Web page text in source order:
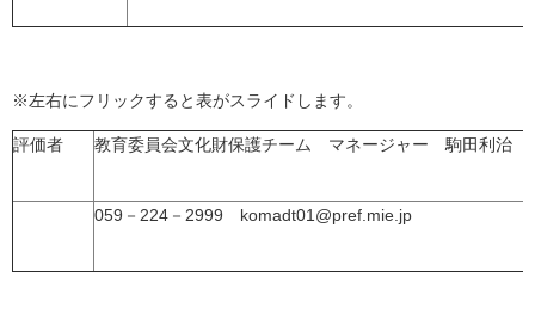
※左右にフリックすると表がスライドします。
評価者 教育委員会文化財保護チーム マネージャー 駒田利治
059－224－2999 komadt01@pref.mie.jp